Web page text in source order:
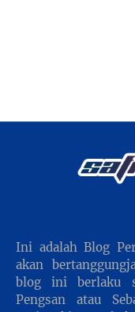
Ini adalah Blog
akan
blog ini berlaku
Pengsan atau